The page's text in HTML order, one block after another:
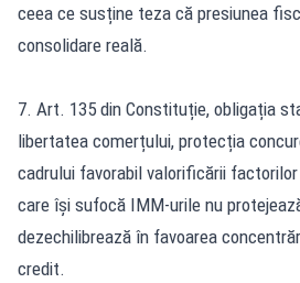
ceea ce susține teza că presiunea
consolidare reală.
7. Art. 135 din Constituție, obligația
libertatea comerțului, protecția
cadrului favorabil valorificării
care își sufocă IMM-urile nu
dezechilibrează în favoarea
credit.